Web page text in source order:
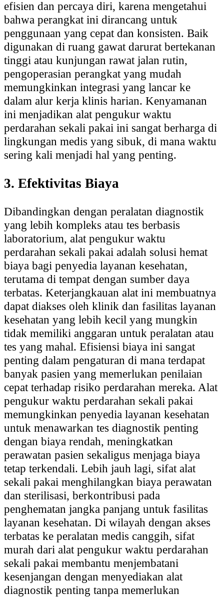
efisien dan percaya diri, karena mengetahui
bahwa perangkat ini dirancang untuk
penggunaan yang cepat dan konsisten. Baik
digunakan di ruang gawat darurat bertekanan
tinggi atau kunjungan rawat jalan rutin,
pengoperasian perangkat yang mudah
memungkinkan integrasi yang lancar ke
dalam alur kerja klinis harian. Kenyamanan
ini menjadikan alat pengukur waktu
perdarahan sekali pakai ini sangat berharga di
lingkungan medis yang sibuk, di mana waktu
sering kali menjadi hal yang penting.
3. Efektivitas Biaya
Dibandingkan dengan peralatan diagnostik
yang lebih kompleks atau tes berbasis
laboratorium, alat pengukur waktu
perdarahan sekali pakai adalah solusi hemat
biaya bagi penyedia layanan kesehatan,
terutama di tempat dengan sumber daya
terbatas. Keterjangkauan alat ini membuatnya
dapat diakses oleh klinik dan fasilitas layanan
kesehatan yang lebih kecil yang mungkin
tidak memiliki anggaran untuk peralatan atau
tes yang mahal. Efisiensi biaya ini sangat
penting dalam pengaturan di mana terdapat
banyak pasien yang memerlukan penilaian
cepat terhadap risiko perdarahan mereka. Alat
pengukur waktu perdarahan sekali pakai
memungkinkan penyedia layanan kesehatan
untuk menawarkan tes diagnostik penting
dengan biaya rendah, meningkatkan
perawatan pasien sekaligus menjaga biaya
tetap terkendali. Lebih jauh lagi, sifat alat
sekali pakai menghilangkan biaya perawatan
dan sterilisasi, berkontribusi pada
penghematan jangka panjang untuk fasilitas
layanan kesehatan. Di wilayah dengan akses
terbatas ke peralatan medis canggih, sifat
murah dari alat pengukur waktu perdarahan
sekali pakai membantu menjembatani
kesenjangan dengan menyediakan alat
diagnostik penting tanpa memerlukan